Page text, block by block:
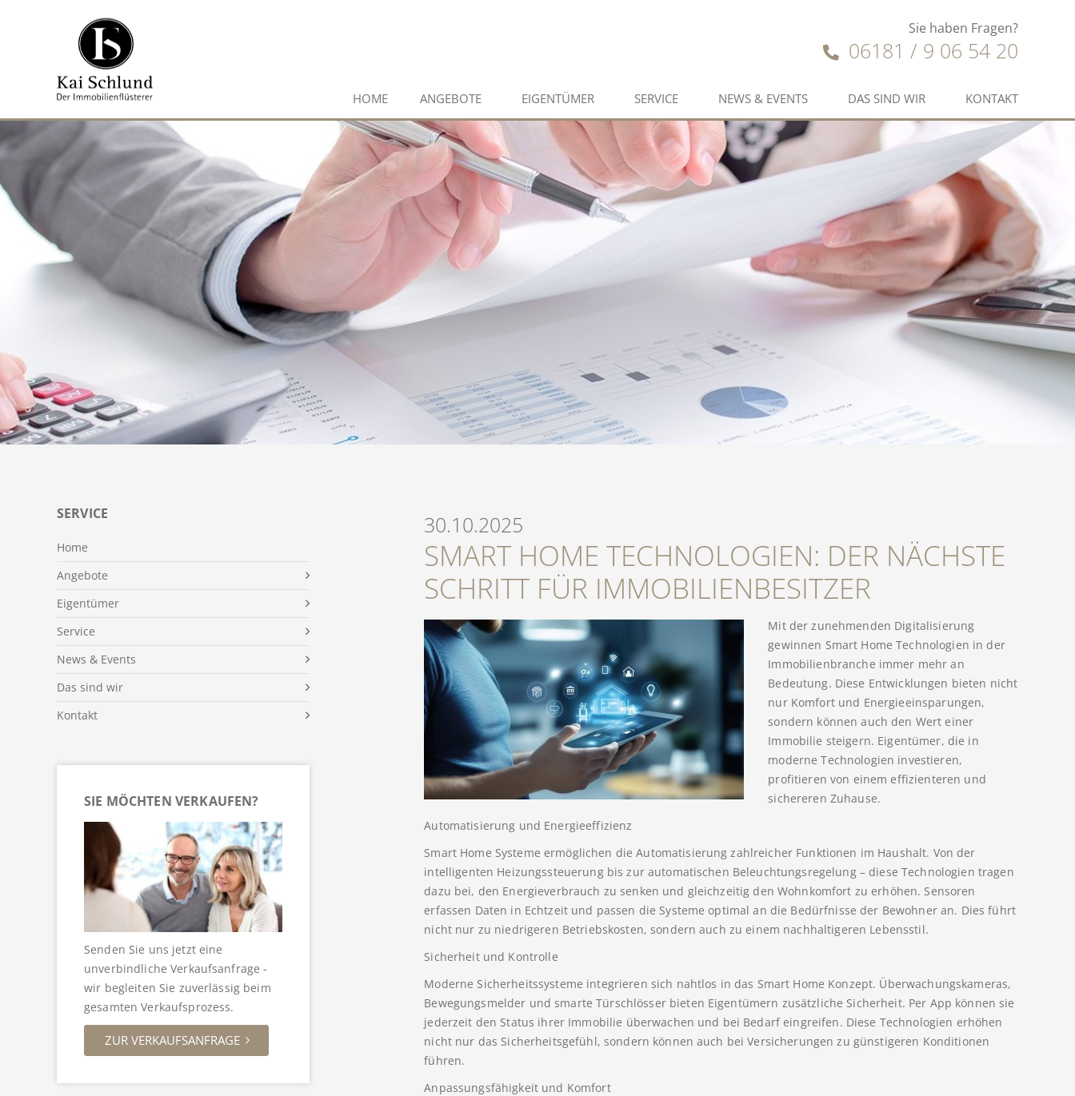
Sie haben Fragen?
06181 / 9 06 54 20
HOME ANGEBOTE EIGENTÜMER SERVICE NEWS & EVENTS DAS SIND WIR KONTAKT
SERVICE
Home
Angebote
Eigentümer
Service
News & Events
Das sind wir
Kontakt
SIE MÖCHTEN VERKAUFEN?
Senden Sie uns jetzt eine
unverbindliche Verkaufsanfrage -
wir begleiten Sie zuverlässig beim
gesamten Verkaufsprozess.
ZUR VERKAUFSANFRAGE
30.10.2025
SMART HOME TECHNOLOGIEN: DER NÄCHSTE
SCHRITT FÜR IMMOBILIENBESITZER
Mit der zunehmenden Digitalisierung
gewinnen Smart Home Technologien in der
Immobilienbranche immer mehr an
Bedeutung. Diese Entwicklungen bieten nicht
nur Komfort und Energieeinsparungen,
sondern können auch den Wert einer
Immobilie steigern. Eigentümer, die in
moderne Technologien investieren,
profitieren von einem effizienteren und
sichereren Zuhause.
Automatisierung und Energieeffizienz
Smart Home Systeme ermöglichen die Automatisierung zahlreicher Funktionen im Haushalt. Von der
intelligenten Heizungssteuerung bis zur automatischen Beleuchtungsregelung – diese Technologien tragen
dazu bei, den Energieverbrauch zu senken und gleichzeitig den Wohnkomfort zu erhöhen. Sensoren
erfassen Daten in Echtzeit und passen die Systeme optimal an die Bedürfnisse der Bewohner an. Dies führt
nicht nur zu niedrigeren Betriebskosten, sondern auch zu einem nachhaltigeren Lebensstil.
Sicherheit und Kontrolle
Moderne Sicherheitssysteme integrieren sich nahtlos in das Smart Home Konzept. Überwachungskameras,
Bewegungsmelder und smarte Türschlösser bieten Eigentümern zusätzliche Sicherheit. Per App können sie
jederzeit den Status ihrer Immobilie überwachen und bei Bedarf eingreifen. Diese Technologien erhöhen
nicht nur das Sicherheitsgefühl, sondern können auch bei Versicherungen zu günstigeren Konditionen
führen.
Anpassungsfähigkeit und Komfort